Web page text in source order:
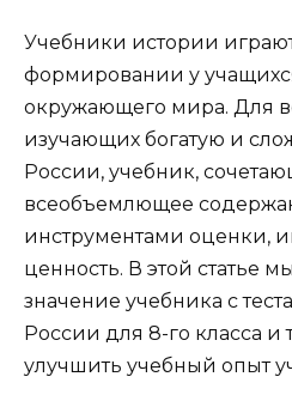
Учебники истории
формировании у
окружающего мира. Для
изучающих богатую и
России, учебник,
всеобъемлющее
инструментами оценки,
ценность. В этой статье
значение учебника с
России для 8-го класса и
улучшить учебный опыт